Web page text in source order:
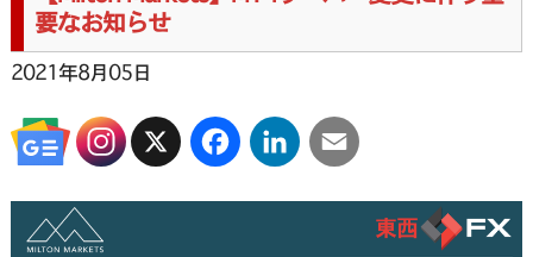
要なお知らせ
2021年8月05日